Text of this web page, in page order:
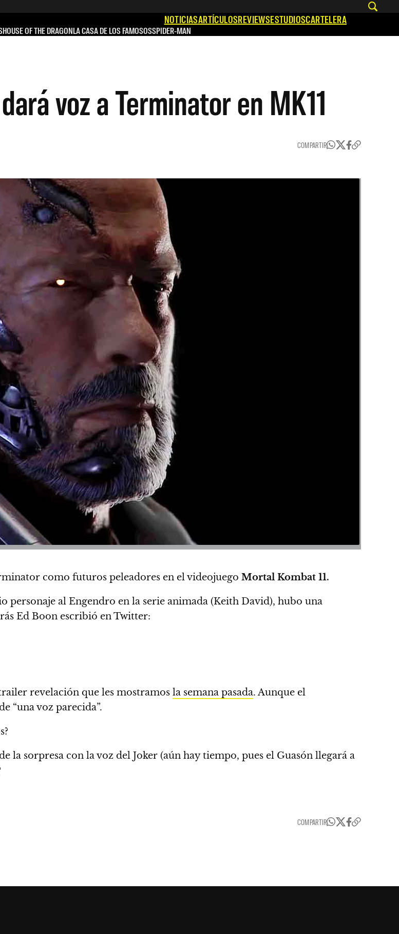
NOTICIASARTÍCULOSREVIEWSESTUDIOSCARTELERA
HOUSE OF THE DRAGONLA CASA DE LOS FAMOSOSSPIDER-MAN
voz a Terminator en MK11
COMPARTIR
como futuros peleadores en el videojuego Mortal Kombat 11.
personaje al Engendro en la serie animada (Keith David), hubo una
Ed Boon escribió en Twitter:
revelación que les mostramos la semana pasada. Aunque el
“una voz parecida”.
la sorpresa con la voz del Joker (aún hay tiempo, pues el Guasón llegará a
COMPARTIR